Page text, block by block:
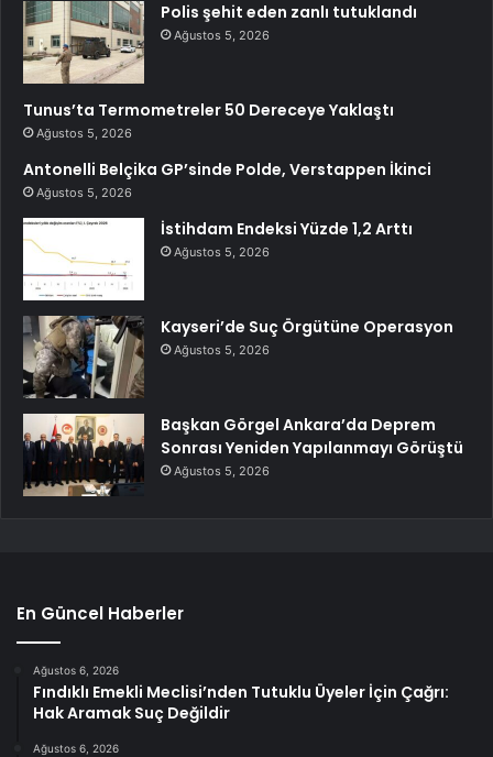
Polis şehit eden zanlı tutuklandı
Ağustos 5, 2026
Tunus’ta Termometreler 50 Dereceye Yaklaştı
Ağustos 5, 2026
Antonelli Belçika GP’sinde Polde, Verstappen İkinci
Ağustos 5, 2026
İstihdam Endeksi Yüzde 1,2 Arttı
Ağustos 5, 2026
Kayseri’de Suç Örgütüne Operasyon
Ağustos 5, 2026
Başkan Görgel Ankara’da Deprem
Sonrası Yeniden Yapılanmayı Görüştü
Ağustos 5, 2026
En Güncel Haberler
Ağustos 6, 2026
Fındıklı Emekli Meclisi’nden Tutuklu Üyeler İçin Çağrı:
Hak Aramak Suç Değildir
Ağustos 6, 2026